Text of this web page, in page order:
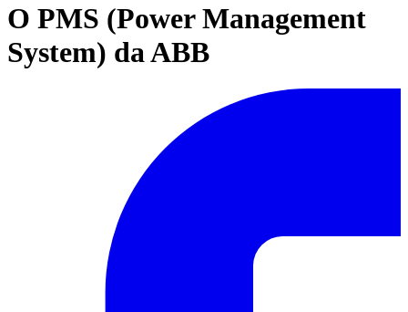
O PMS (Power Management
System) da ABB